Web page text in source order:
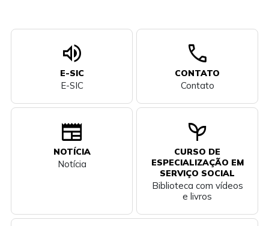
volume_up
E-SIC
E-SIC
call
CONTATO
Contato
newspaper
NOTÍCIA
Notícia
psychiatry
CURSO DE
ESPECIALIZAÇÃO EM
SERVIÇO SOCIAL
Biblioteca com vídeos
e livros